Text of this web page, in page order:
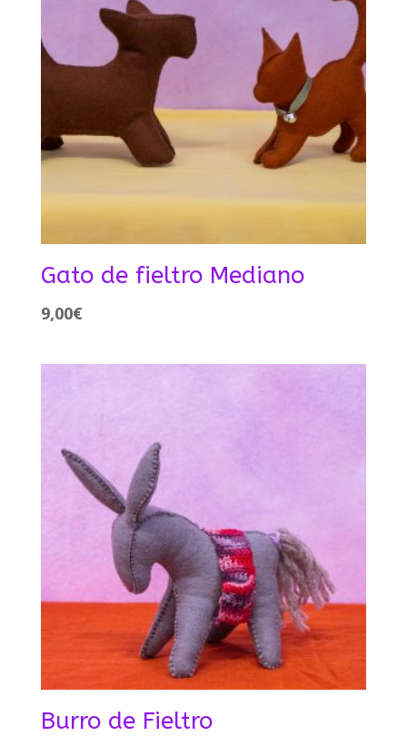
Gato de fieltro Mediano
9,00€
Burro de Fieltro